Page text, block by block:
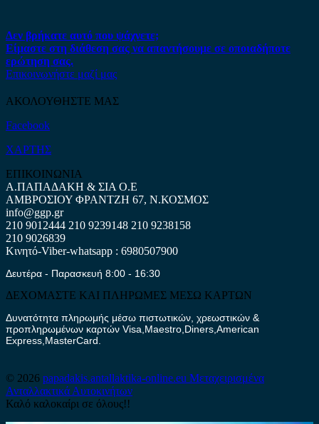
Δεν βρήκατε αυτό που ψάχνετε;
Είμαστε στη διάθεση σας να απαντήσουμε σε οποιαδήποτε
ερώτηση σας.
Επικοινωνήστε μαζί μας
ΑΚΟΛΟΥΘΗΣΤΕ ΜΑΣ
Facebook
ΧΑΡΤΗΣ
ΕΠΙΚΟΙΝΩΝΙΑ
Α.ΠΑΠΑΔΑΚΗ & ΣΙΑ Ο.Ε
ΑΜΒΡΟΣΙΟΥ ΦΡΑΝΤΖΗ 67, Ν.ΚΟΣΜΟΣ
info@ggp.gr
210 9012444 210 9239148 210 9238158
210 9026839
Κινητό-Viber-whatsapp : 6980507900
Δευτέρα - Παρασκευή 8:00 - 16:30
ΔΕΧΟΜΑΣΤΕ ΚΑΙ ΠΛΗΡΩΜΕΣ ΜΕΣΩ ΚΑΡΤΩΝ
Δυνατότητα πληρωμής μέσω πιστωτικών, χρεωστικών &
προπληρωμένων καρτών Visa,Maestro,Diners,American
Express,MasterCard.
© 2026 papadakis.antallaktika-online.eu Μεταχειρισμένα
Ανταλλακτικά Αυτοκινήτων
Καλό καλοκαίρι σε όλους!!